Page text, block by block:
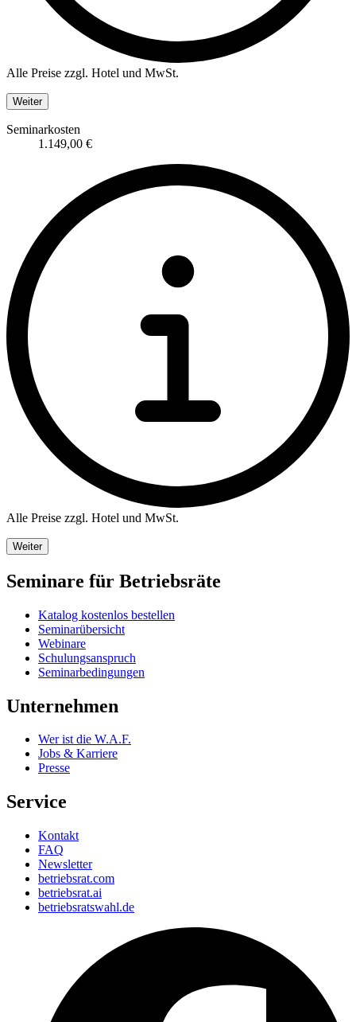
Alle Preise zzgl. Hotel und MwSt.
Weiter
Seminarkosten
1.149,00 €
Alle Preise zzgl. Hotel und MwSt.
Weiter
Seminare für Betriebsräte
Katalog kostenlos bestellen
Seminarübersicht
Webinare
Schulungsanspruch
Seminarbedingungen
Unternehmen
Wer ist die W.A.F.
Jobs & Karriere
Presse
Service
Kontakt
FAQ
Newsletter
betriebsrat.com
betriebsrat.ai
betriebsratswahl.de